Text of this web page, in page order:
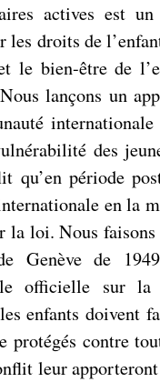
actives est
les droits de
le bien-être de
lançons un
des
qu’en période
en la
la loi. Nous
Genève de
officielle sur
enfants doivent
contre
leur